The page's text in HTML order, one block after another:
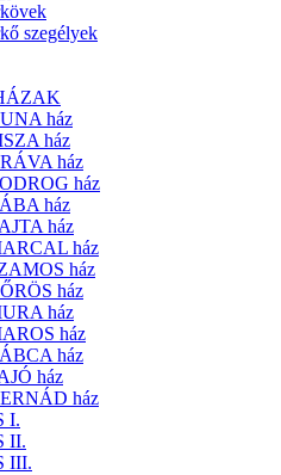
szegélyek
ház
ház
ház
ház
ház
ház
ház
ház
ház
ház
ház
ház
ház
ház
I.
II.
III.